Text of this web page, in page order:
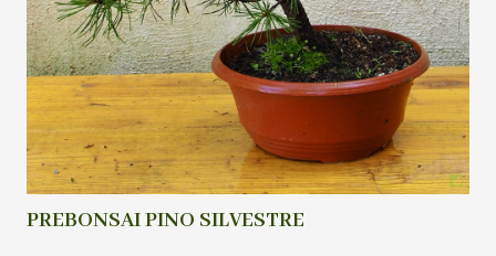
PREBONSAI PINO SILVESTRE